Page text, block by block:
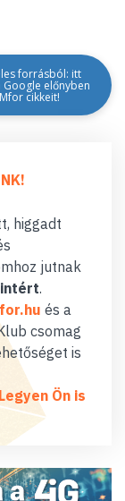
forrásból: itt
előnyben
cikkeit!
higgadt
jutnak
.
és a
csomag
is
Legyen Ön is